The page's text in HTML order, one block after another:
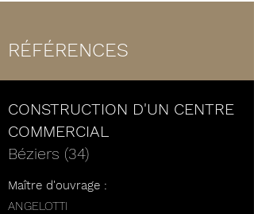
RÉFÉRENCES
CONSTRUCTION D'UN CENTRE
COMMERCIAL
Béziers (34)
Maître d'ouvrage :
ANGELOTTI